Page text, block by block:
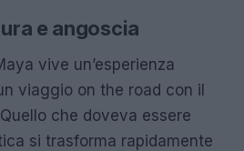
e angoscia
vive un’esperienza
viaggio on the road con il
che doveva essere
si trasforma rapidamente